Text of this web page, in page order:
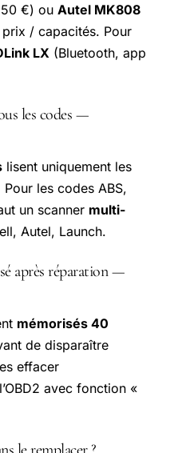
€) ou Autel MK808
/ capacités. Pour
LX (Bluetooth, app
les codes —
lisent uniquement les
Pour les codes ABS,
un scanner multi-
Autel, Launch.
après réparation —
mémorisés 40
de disparaître
effacer
avec fonction «